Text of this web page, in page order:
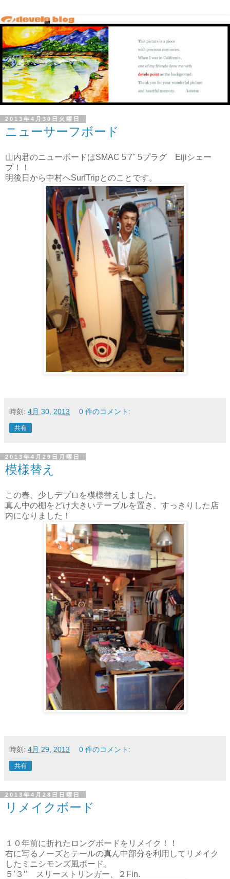
2013年4月30日火曜日
ニューサーフボード
山内君のニューボードはSMAC 5'7'' 5プラグ Eijiシェー
プ！！
明後日から中村へSurfTripとのことです。
時刻: 4月 30, 2013 0 件のコメント:
共有
2013年4月29日月曜日
模様替え
この春、少しデブロを模様替えしました。
真ん中の棚をどけ大きいテーブルを置き、すっきりした店
内になりました！
時刻: 4月 29, 2013 0 件のコメント:
共有
2013年4月28日日曜日
リメイクボード
１０年前に折れたロングボードをリメイク！！
右に写るノーズとテールの真ん中部分を利用してリメイク
したミニシモンズ風ボード。
５’３’’ スリーストリンガー、２Fin.